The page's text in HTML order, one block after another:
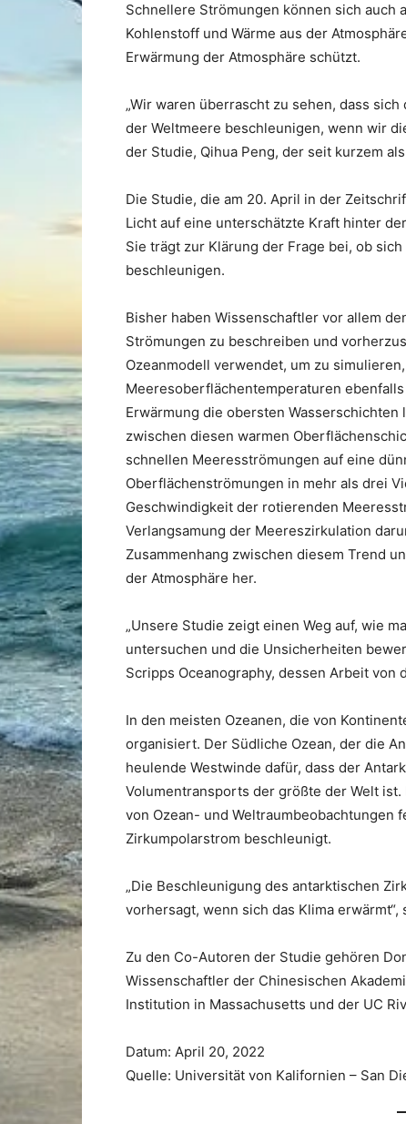
Schnellere Strömungen können sich auch
Kohlenstoff und Wärme aus der
Erwärmung der Atmosphäre schützt.
„Wir waren überrascht zu sehen, dass
der Weltmeere beschleunigen, wenn wir
der Studie, Qihua Peng, der seit kurzem
Die Studie, die am 20. April in der
Licht auf eine unterschätzte Kraft hinter
Sie trägt zur Klärung der Frage bei, ob
beschleunigen.
Bisher haben Wissenschaftler vor allem
Strömungen zu beschreiben und
Ozeanmodell verwendet, um zu
Meeresoberflächentemperaturen
Erwärmung die obersten
zwischen diesen warmen
schnellen Meeresströmungen auf eine
Oberflächenströmungen in mehr als drei
Geschwindigkeit der rotierenden
Verlangsamung der Meereszirkulation
Zusammenhang zwischen diesem Trend
der Atmosphäre her.
„Unsere Studie zeigt einen Weg auf, wie
untersuchen und die Unsicherheiten
Scripps Oceanography, dessen Arbeit
In den meisten Ozeanen, die von
organisiert. Der Südliche Ozean, der die
heulende Westwinde dafür, dass der
Volumentransports der größte der Welt
von Ozean- und Weltraumbeobachtungen
Zirkumpolarstrom beschleunigt.
„Die Beschleunigung des antarktischen
vorhersagt, wenn sich das Klima erwärmt“,
Zu den Co-Autoren der Studie gehören
Wissenschaftler der Chinesischen
Institution in Massachusetts und der UC
Datum: April 20, 2022
Quelle: Universität von Kalifornien – San